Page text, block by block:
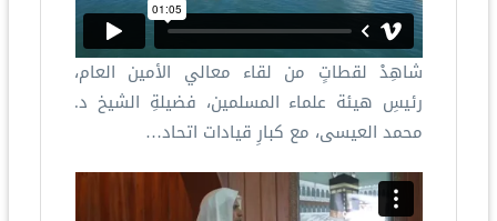
شاهِدْ لقطاتٍ من لقاء معالي الأمين العام،
رئيسِ هيئة علماء المسلمين، فضيلةِ الشيخ د.
محمد العيسى، مع كبارِ قيادات اتحاد…